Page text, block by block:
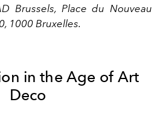
Brussels, Place du Nouveau
1000 Bruxelles.
in the Age of Art
Deco